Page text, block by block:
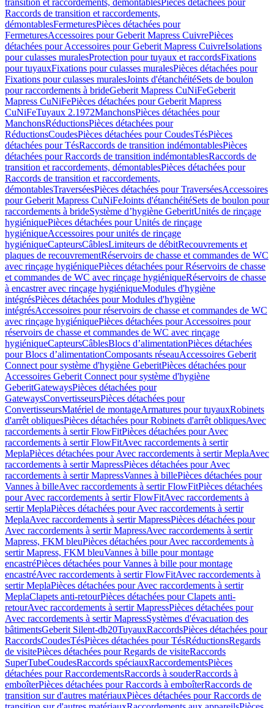
transition et raccordements, démontablesPièces détachées pour
Raccords de transition et raccordements,
démontablesFermeturesPièces détachées pour
FermeturesAccessoires pour Geberit Mapress CuivrePièces
détachées pour Accessoires pour Geberit Mapress CuivreIsolations
pour culasses muralesProtection pour tuyaux et raccordsFixations
pour tuyauxFixations pour culasses muralesPièces détachées pour
Fixations pour culasses muralesJoints d'étanchéitéSets de boulon
pour raccordements à brideGeberit Mapress CuNiFeGeberit
Mapress CuNiFePièces détachées pour Geberit Mapress
CuNiFeTuyaux 2.1972ManchonsPièces détachées pour
ManchonsRéductionsPièces détachées pour
RéductionsCoudesPièces détachées pour CoudesTésPièces
détachées pour TésRaccords de transition indémontablesPièces
détachées pour Raccords de transition indémontablesRaccords de
transition et raccordements, démontablesPièces détachées pour
Raccords de transition et raccordements,
démontablesTraverséesPièces détachées pour TraverséesAccessoires
pour Geberit Mapress CuNiFeJoints d'étanchéitéSets de boulon pour
raccordements à brideSystème d’hygiène GeberitUnités de rinçage
hygiéniquePièces détachées pour Unités de rinçage
hygiéniqueAccessoires pour unités de rinçage
hygiéniqueCapteursCâblesLimiteurs de débitRecouvrements et
plaques de recouvrementRéservoirs de chasse et commandes de WC
avec rinçage hygiéniquePièces détachées pour Réservoirs de chasse
et commandes de WC avec rinçage hygiéniqueRéservoirs de chasse
à encastrer avec rinçage hygiéniqueModules d'hygiène
intégrésPièces détachées pour Modules d'hygiène
intégrésAccessoires pour réservoirs de chasse et commandes de WC
avec rinçage hygiéniquePièces détachées pour Accessoires pour
réservoirs de chasse et commandes de WC avec rinçage
hygiéniqueCapteursCâblesBlocs d’alimentationPièces détachées
pour Blocs d’alimentationComposants réseauAccessoires Geberit
Connect pour système d'hygiène GeberitPièces détachées pour
Accessoires Geberit Connect pour système d'hygiène
GeberitGatewaysPièces détachées pour
GatewaysConvertisseursPièces détachées pour
ConvertisseursMatériel de montageArmatures pour tuyauxRobinets
d'arrêt obliquesPièces détachées pour Robinets d'arrêt obliquesAvec
raccordements à sertir FlowFitPièces détachées pour Avec
raccordements à sertir FlowFitAvec raccordements à sertir
MeplaPièces détachées pour Avec raccordements à sertir MeplaAvec
raccordements à sertir MapressPièces détachées pour Avec
raccordements à sertir MapressVannes à billePièces détachées pour
Vannes à billeAvec raccordements à sertir FlowFitPièces détachées
pour Avec raccordements à sertir FlowFitAvec raccordements à
sertir MeplaPièces détachées pour Avec raccordements à sertir
MeplaAvec raccordements à sertir MapressPièces détachées pour
Avec raccordements à sertir MapressAvec raccordements à sertir
Mapress, FKM bleuPièces détachées pour Avec raccordements à
sertir Mapress, FKM bleuVannes à bille pour montage
encastréPièces détachées pour Vannes à bille pour montage
encastréAvec raccordements à sertir FlowFitAvec raccordements à
sertir MeplaPièces détachées pour Avec raccordements à sertir
MeplaClapets anti-retourPièces détachées pour Clapets anti-
retourAvec raccordements à sertir MapressPièces détachées pour
Avec raccordements à sertir MapressSystèmes d'évacuation des
bâtimentsGeberit Silent-db20TuyauxRaccordsPièces détachées pour
RaccordsCoudesTésPièces détachées pour TésRéductionsRegards
de visitePièces détachées pour Regards de visiteRaccords
SuperTubeCoudesRaccords spéciauxRaccordementsPièces
détachées pour RaccordementsRaccords à souderRaccords à
emboîterPièces détachées pour Raccords à emboîterRaccords de
transition sur d'autres matériauxPièces détachées pour Raccords de